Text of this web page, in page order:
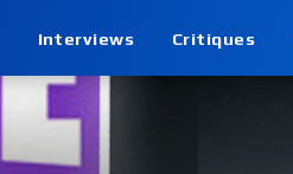
Interviews Critiques